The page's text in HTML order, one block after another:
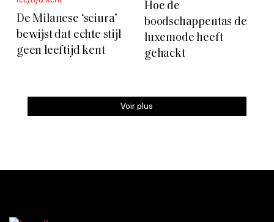
De Milanese ‘sciura’
bewijst dat echte stijl
geen leeftijd kent
Hoe de
boodschappentas de
luxemode heeft
gehackt
Voir plus